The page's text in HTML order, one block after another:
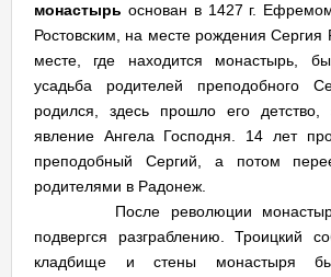
монастырь основан в 1427 г.
Ростовским, на месте рождения Сергия
месте, где находится монастырь,
усадьба родителей преподобного
родился, здесь прошло его
явление Ангела Господня. 14 лет
преподобный Сергий, а потом
родителями в Радонеж.
После революции монастырь
подвергся разграблению. Троицкий
кладбище и стены монастыря